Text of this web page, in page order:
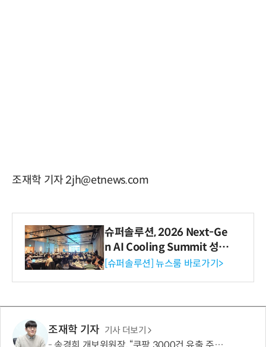
조재학 기자 2jh@etnews.com
슈퍼솔루션, 2026 Next-Ge
n AI Cooling Summit 성황
리 성료
[슈퍼솔루션] 뉴스룸 바로가기>
조재학 기자 기사 더보기